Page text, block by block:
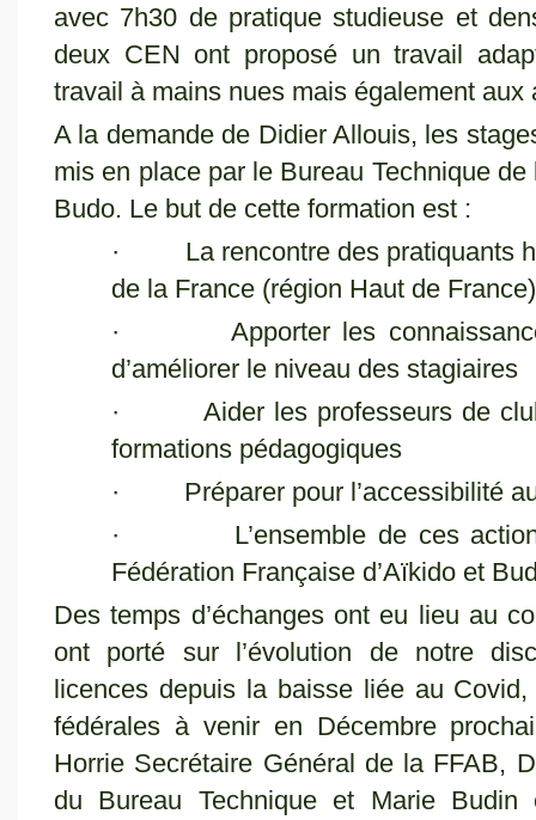
avec 7h30 de pratique studieuse et
deux CEN ont proposé un travail
travail à mains nues mais également aux
A la demande de Didier Allouis, les
mis en place par le Bureau Technique
Budo. Le but de cette formation est :
· La rencontre des pratiquants
de la France (région Haut de France)
· Apporter les connaissances
d’améliorer le niveau des stagiaires
· Aider les professeurs de
formations pédagogiques
· Préparer pour l’accessibilité
· L’ensemble de ces actions
Fédération Française d’Aïkido et
Des temps d’échanges ont eu lieu au
ont porté sur l’évolution de notre
licences depuis la baisse liée au
fédérales à venir en Décembre
Horrie Secrétaire Général de la FFAB,
du Bureau Technique et Marie